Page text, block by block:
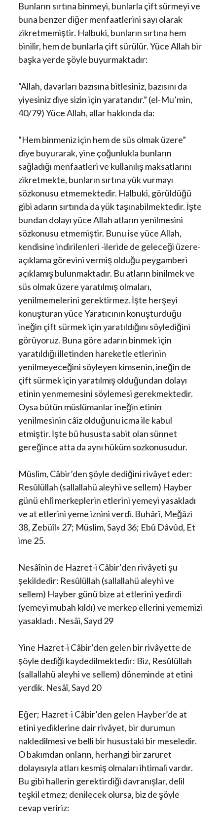
Bunların sırtına binmeyi, bunlarla çift sürmeyi ve
buna benzer diğer menfaatlerini sayı olarak
zikretmemiştir. Halbuki, bunların sırtına hem
binilir, hem de bunlarla çift sürülür. Yüce Allah bir
başka yerde şöyle buyurmaktadır:
“Allah, davarları bazısına bitlesiniz, bazısını da
yiyesiniz diye sizin için yaratandır.” (el-Mu’min,
40/79) Yüce Allah, allar hakkında da:
“Hem binmeniz için hem de süs olmak üzere”
diye buyurarak, yine çoğunlukla bunların
sağladığı menfaatleri ve kullanılış maksatlarını
zikretmekte, bunların sırtına yük vurmayı
sözkonusu etmemektedir. Halbuki, görüldüğü
gibi adarın sırtında da yük taşınabilmektedir. İşte
bundan dolayı yüce Allah atların yenilmesini
sözkonusu etmemiştir. Bunu ise yüce Allah,
kendisine indirilenleri -ileride de geleceği üzere-
açıklama görevini vermiş olduğu peygamberi
açıklamış bulunmaktadır. Bu atların binilmek ve
süs olmak üzere yaratılmış olmaları,
yenilmemelerini gerektirmez. İşte herşeyi
konuşturan yüce Yaratıcının konuşturduğu
ineğin çift sürmek için yaratıldığını söylediğini
görüyoruz. Buna göre adarın binmek için
yaratıldığı illetinden hareketle etlerinin
yenilmeyeceğini söyleyen kimsenin, ineğin de
çift sürmek için yaratılmış olduğundan dolayı
etinin yenmemesini söylemesi gerekmektedir.
Oysa bütün müslümanlar ineğin etinin
yenilmesinin câiz olduğunu icma ile kabul
etmiştir. İşte bü hususta sabit olan sünnet
gereğince atta da aynı hüküm sozkonusudur.
Müslim, Câbir’den şöyle dediğini rivâyet eder:
Resûlüllah (sallallahü aleyhi ve sellem) Hayber
günü ehlî merkeplerin etlerini yemeyi yasakladı
ve at etlerini yeme iznini verdi. Buhârî, Meğâzi
38, Zebüîl» 27; Müslim, Sayd 36; Ebû Dâvûd, Et
ime 25.
Nesâînin de Hazret-i Câbir’den rivâyeti şu
şekildedir: Resûlüllah (sallallahü aleyhi ve
sellem) Hayber günü bize at etlerini yedirdi
(yemeyi mubah kıldı) ve merkep ellerini yememizi
yasakladı . Nesâi, Sayd 29
Yine Hazret-i Câbir’den gelen bir rivâyette de
şöyle dediği kaydedilmektedir: Biz, Resûlüllah
(sallallahü aleyhi ve sellem) döneminde at etini
yerdik. Nesâî, Sayd 20
Eğer; Hazret-i Câbir’den gelen Hayber’de at
etini yediklerine dair rivâyet, bir durumun
nakledilmesi ve belli bir husustaki bir meseledir.
O bakımdan onların, herhangi bir zaruret
dolayısıyla atları kesmiş olmaları ihtimali vardır.
Bu gibi hallerin gerektirdiği davranışlar, delil
teşkil etmez; denilecek olursa, biz de şöyle
cevap veririz: